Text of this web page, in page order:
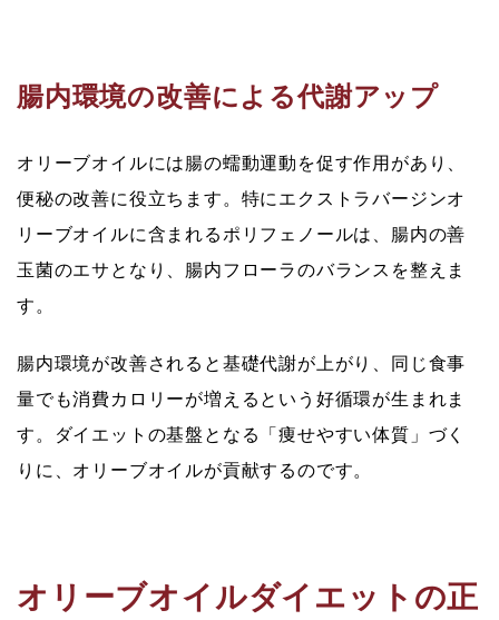
腸内環境の改善による代謝アップ
オリーブオイルには腸の蠕動運動を促す作用があり、
便秘の改善に役立ちます。特にエクストラバージンオ
リーブオイルに含まれるポリフェノールは、腸内の善
玉菌のエサとなり、腸内フローラのバランスを整えま
す。
腸内環境が改善されると基礎代謝が上がり、同じ食事
量でも消費カロリーが増えるという好循環が生まれま
す。ダイエットの基盤となる「痩せやすい体質」づく
りに、オリーブオイルが貢献するのです。
オリーブオイルダイエットの正